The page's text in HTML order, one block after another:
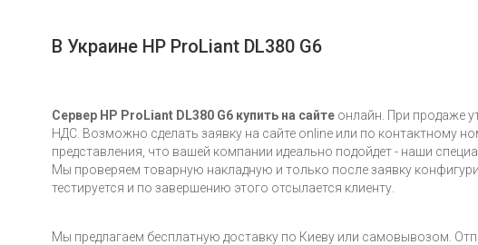
В Украине HP ProLiant DL380 G6
Сервер HP ProLiant DL380 G6 купить на сайте онлайн. При продаже
НДС. Возможно сделать заявку на сайте online или по контактному
представления, что вашей компании идеально подойдет - наши
Мы проверяем товарную накладную и только после заявку
тестируется и по завершению этого отсылается клиенту.
Мы предлагаем бесплатную доставку по Киеву или самовывозом.